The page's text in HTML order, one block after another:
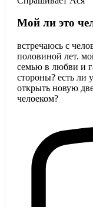
Мой ли это
встречаюсь с
половиной лет.
семью в любви и
стороны? есть ли
открыть новую
челоеком?